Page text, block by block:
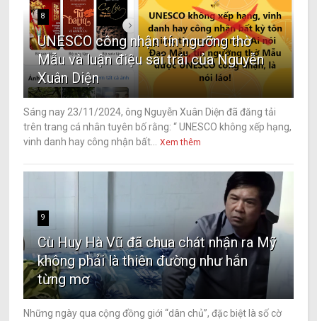
8
UNESCO công nhận tín ngưỡng thờ
Mẫu và luận điệu sai trái của Nguyễn
Xuân Diện
Sáng nay 23/11/2024, ông Nguyễn Xuân Diện đã đăng tải
trên trang cá nhân tuyên bố rằng: “ UNESCO không xếp hạng,
vinh danh hay công nhận bất...
Xem thêm
9
Cù Huy Hà Vũ đã chua chát nhận ra Mỹ
không phải là thiên đường như hắn
từng mơ
Những ngày qua cộng đồng giới “dân chủ”, đặc biệt là số cờ